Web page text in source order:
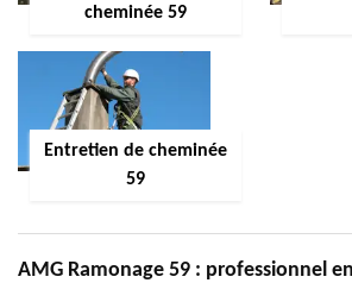
cheminée 59
Entretien de cheminée
59
AMG Ramonage 59 : professionnel